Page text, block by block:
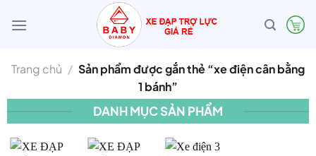
qua
Trang chủ / Sản phẩm được gắn thẻ “xe điện cân bằng
1 bánh”
DANH MỤC SẢN PHẨM